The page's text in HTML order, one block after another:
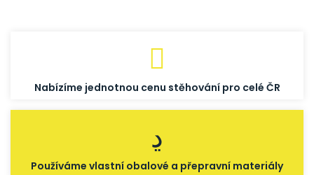
Nabízíme jednotnou cenu stěhování pro celé ČR
Používáme vlastní obalové a přepravní materiály